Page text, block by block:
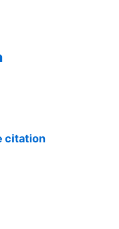
citation